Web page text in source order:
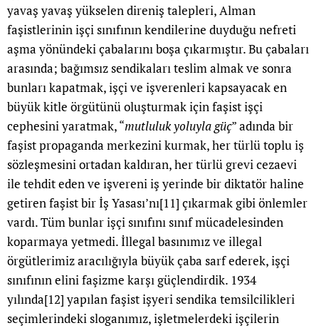
yavaş yavaş yükselen direniş talepleri, Alman
faşistlerinin işçi sınıfının kendilerine duyduğu nefreti
aşma yönündeki çabalarını boşa çıkarmıştır. Bu çabaları
arasında; bağımsız sendikaları teslim almak ve sonra
bunları kapatmak, işçi ve işverenleri kapsayacak en
büyük kitle örgütünü oluşturmak için faşist işçi
cephesini yaratmak, “mutluluk yoluyla güç” adında bir
faşist propaganda merkezini kurmak, her türlü toplu iş
sözleşmesini ortadan kaldıran, her türlü grevi cezaevi
ile tehdit eden ve işvereni iş yerinde bir diktatör haline
getiren faşist bir İş Yasası’nı[11] çıkarmak gibi önlemler
vardı. Tüm bunlar işçi sınıfını sınıf mücadelesinden
koparmaya yetmedi. İllegal basınımız ve illegal
örgütlerimiz aracılığıyla büyük çaba sarf ederek, işçi
sınıfının elini faşizme karşı güçlendirdik. 1934
yılında[12]yapılan faşist işyeri sendika temsilcilikleri
seçimlerindeki sloganımız, işletmelerdeki işçilerin